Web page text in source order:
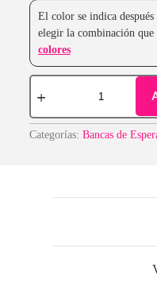
El color se indica
elegir la combinación que
colores
Categorías: Bancas de